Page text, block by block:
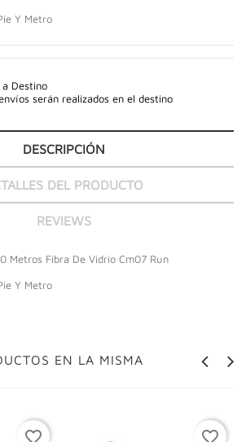
Y Metro
Destino
serán realizados en el destino
DESCRIPCIÓN
DEL PRODUCTO
REVIEWS
Metros Fibra De Vidrio Cm07 Run
Y Metro
EN LA MISMA
favorite_border favorite_border